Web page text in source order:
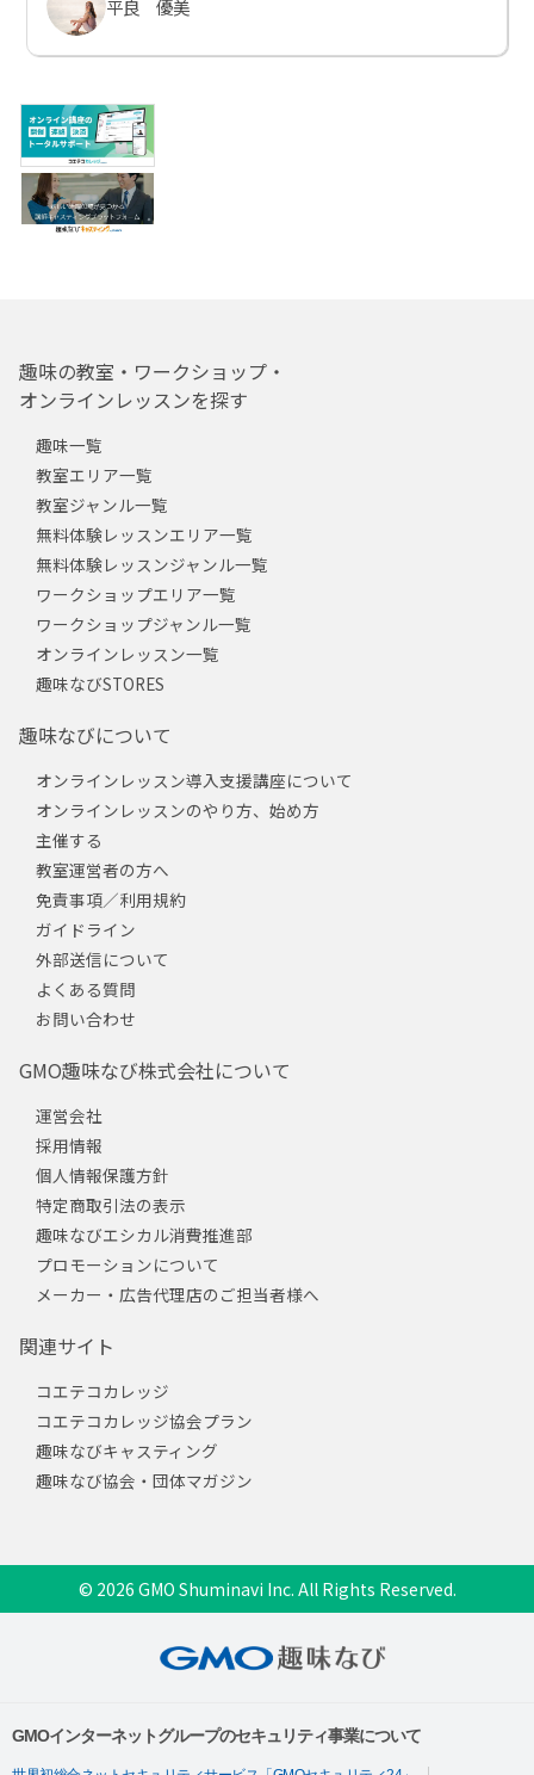
平良 優美
趣味の教室・ワークショップ・
オンラインレッスンを探す
趣味一覧
教室エリア一覧
教室ジャンル一覧
無料体験レッスンエリア一覧
無料体験レッスンジャンル一覧
ワークショップエリア一覧
ワークショップジャンル一覧
オンラインレッスン一覧
趣味なびSTORES
趣味なびについて
オンラインレッスン導入支援講座について
オンラインレッスンのやり方、始め方
主催する
教室運営者の方へ
免責事項／利用規約
ガイドライン
外部送信について
よくある質問
お問い合わせ
GMO趣味なび株式会社について
運営会社
採用情報
個人情報保護方針
特定商取引法の表示
趣味なびエシカル消費推進部
プロモーションについて
メーカー・広告代理店のご担当者様へ
関連サイト
コエテコカレッジ
コエテコカレッジ協会プラン
趣味なびキャスティング
趣味なび協会・団体マガジン
© 2026 GMO Shuminavi Inc. All Rights Reserved.